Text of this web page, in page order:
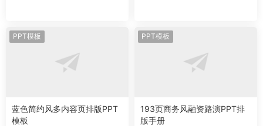
PPT模板
蓝色简约风多内容页排版PPT
模板
PPT模板
193页商务风融资路演PPT排
版手册